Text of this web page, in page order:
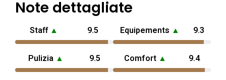
Note dettagliate
Staff ▲ 9.5 Equipements ▲ 9.3
Pulizia ▲ 9.5 Comfort ▲ 9.4